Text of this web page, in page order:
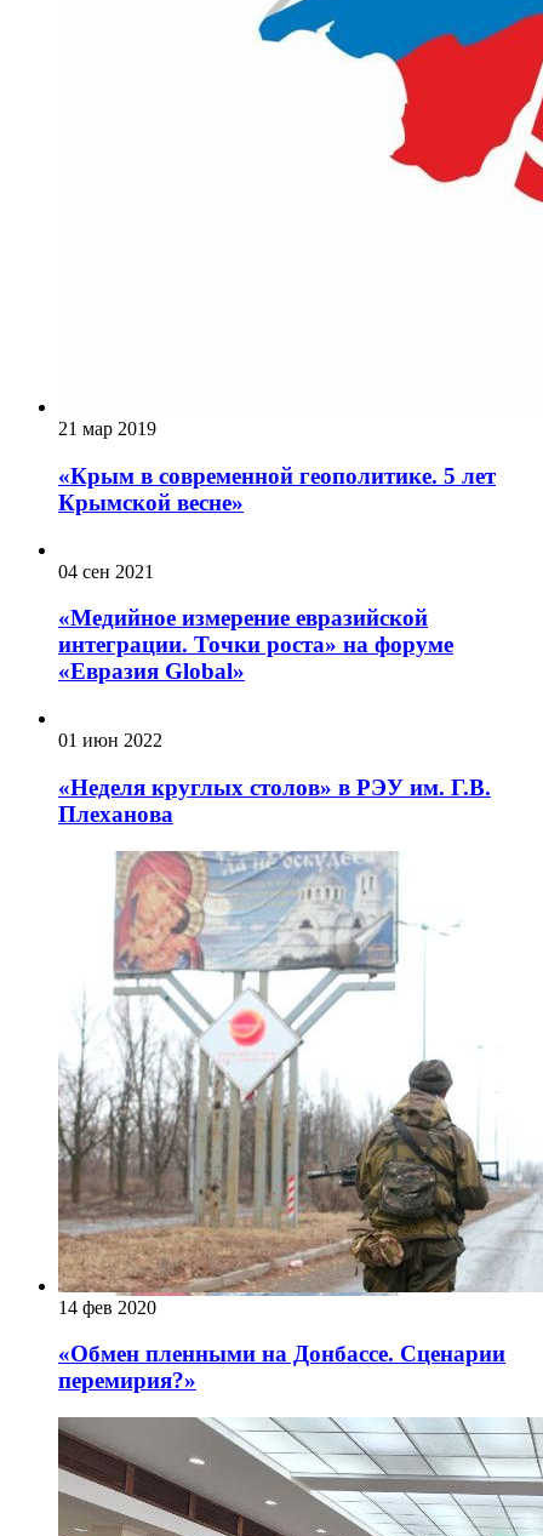
21 мар 2019
«Крым в современной геополитике. 5 лет
Крымской весне»
04 сен 2021
«Медийное измерение евразийской
интеграции. Точки роста» на форуме
«Евразия Global»
01 июн 2022
«Неделя круглых столов» в РЭУ им. Г.В.
Плеханова
14 фев 2020
«Обмен пленными на Донбассе. Сценарии
перемирия?»